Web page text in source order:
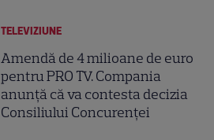
TELEVIZIUNE
Amendă de 4 milioane de euro
pentru PRO TV. Compania
anunță că va contesta decizia
Consiliului Concurenței